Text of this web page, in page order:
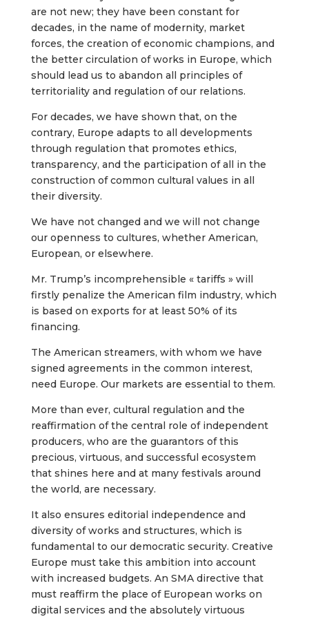
are not new; they have been constant for
decades, in the name of modernity, market
forces, the creation of economic champions, and
the better circulation of works in Europe, which
should lead us to abandon all principles of
territoriality and regulation of our relations.
For decades, we have shown that, on the
contrary, Europe adapts to all developments
through regulation that promotes ethics,
transparency, and the participation of all in the
construction of common cultural values in all
their diversity.
We have not changed and we will not change
our openness to cultures, whether American,
European, or elsewhere.
Mr. Trump’s incomprehensible « tariffs » will
firstly penalize the American film industry, which
is based on exports for at least 50% of its
financing.
The American streamers, with whom we have
signed agreements in the common interest,
need Europe. Our markets are essential to them.
More than ever, cultural regulation and the
reaffirmation of the central role of independent
producers, who are the guarantors of this
precious, virtuous, and successful ecosystem
that shines here and at many festivals around
the world, are necessary.
It also ensures editorial independence and
diversity of works and structures, which is
fundamental to our democratic security. Creative
Europe must take this ambition into account
with increased budgets. An SMA directive that
must reaffirm the place of European works on
digital services and the absolutely virtuous